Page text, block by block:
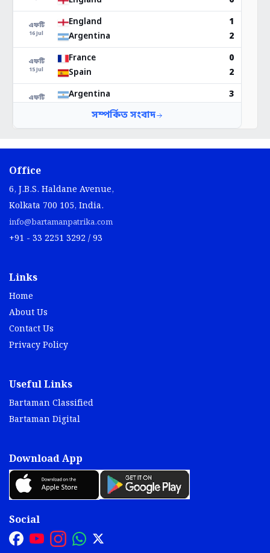
Office
6, J.B.S. Haldane Avenue,
Kolkata 700 105, India.
info@bartamanpatrika.com
+91 - 33 2251 3292 / 93
Links
Home
About Us
Contact Us
Privacy Policy
Useful Links
Bartaman Classified
Bartaman Digital
Download App
Social